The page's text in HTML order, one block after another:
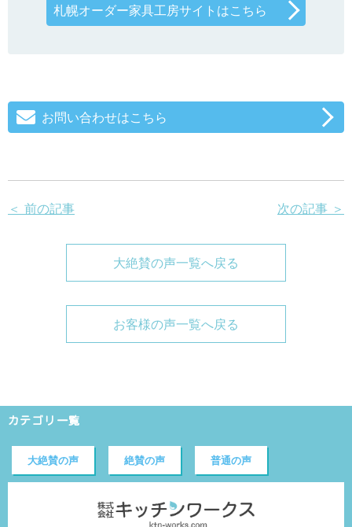
札幌オーダー家具工房サイトはこちら
お問い合わせはこちら
＜ 前の記事 次の記事 ＞
大絶賛の声一覧へ戻る
お客様の声一覧へ戻る
カテゴリ一覧
大絶賛の声 絶賛の声 普通の声